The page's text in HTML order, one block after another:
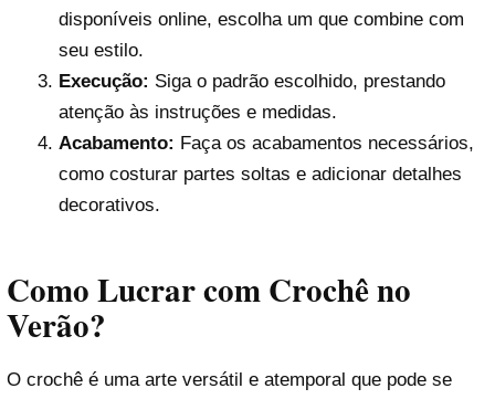
disponíveis online, escolha um que combine com
seu estilo.
Execução: Siga o padrão escolhido, prestando
atenção às instruções e medidas.
Acabamento: Faça os acabamentos necessários,
como costurar partes soltas e adicionar detalhes
decorativos.
Como Lucrar com Crochê no
Verão?
O crochê é uma arte versátil e atemporal que pode se